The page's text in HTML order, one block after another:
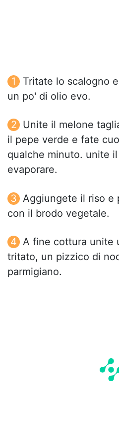
Tritate lo scalogno
un po' di olio evo.
Unite il melone
il pepe verde e fate
qualche minuto. unite
evaporare.
Aggiungete il riso e
con il brodo vegetale.
A fine cottura unite
tritato, un pizzico di
parmigiano.